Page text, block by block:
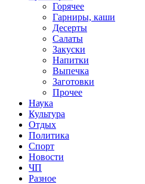
Горячее
Гарниры, каши
Десерты
Салаты
Закуски
Напитки
Выпечка
Заготовки
Прочее
Наука
Культура
Отдых
Политика
Спорт
Новости
ЧП
Разное